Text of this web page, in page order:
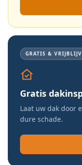
GRATIS &
Gratis
Laat uw dak door
dure schade.